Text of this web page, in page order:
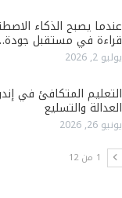
عندما يصبح الذكاء
قراءة في مستقبل
يوليو 2, 2026
التعليم المتكافئ في
العدالة والتسليع
يونيو 26, 2026
1 من 12